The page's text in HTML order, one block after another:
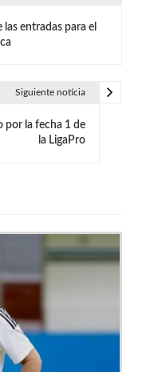
entradas para el
Siguiente noticia
por la fecha 1 de
la LigaPro